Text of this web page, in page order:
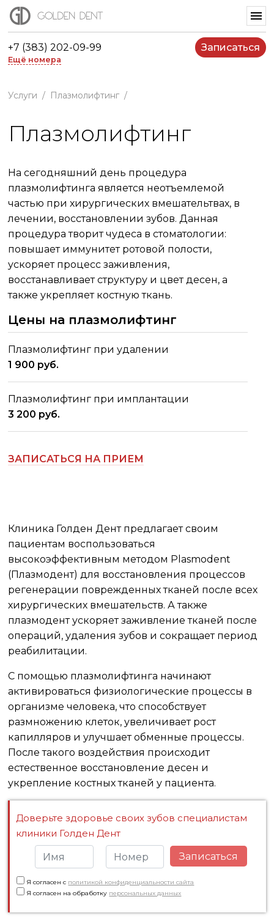
+7 (383) 202-09-99
Ещё номера
Записаться
Услуги / Плазмолифтинг /
Плазмолифтинг
На сегодняшний день процедура
плазмолифтинга является неотъемлемой
частью при хирургических вмешательтвах, в
лечении, восстановлении зубов. Данная
процедура творит чудеса в стоматологии:
повышает иммунитет ротовой полости,
ускоряет процесс заживления,
восстанавливает структуру и цвет десен, а
также укрепляет костную ткань.
Цены на плазмолифтинг
Плазмолифтинг при удалении
1 900 руб.
Плазмолифтинг при имплантации
3 200 руб.
ЗАПИСАТЬСЯ НА ПРИЕМ
Клиника Голден Дент предлагает своим
пациентам воспользоваться
высокоэффективным методом Plasmodent
(Плазмодент) для восстановления процессов
регенерации поврежденных тканей после всех
хирургических вмешательств. А также
плазмодент ускоряет заживление тканей после
операций, удаления зубов и сокращает период
реабилитации.
С помощью плазмолифтинга начинают
активироваться физиологические процессы в
организме человека, что способствует
размножению клеток, увеличивает рост
капилляров и улучшает обменные процессы.
После такого воздействия происходит
естественное восстановление десен и
укрепление костных тканей у пациента.
Доверьте здоровье своих зубов специалистам
клиники Голден Дент
Записаться
Я согласен c политикой конфиденциальности сайта
Я согласен на обработку персональных данных